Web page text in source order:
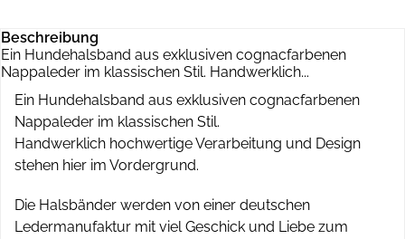
Beschreibung
Ein Hundehalsband aus exklusiven cognacfarbenen
Nappaleder im klassischen Stil. Handwerklich...
Ein Hundehalsband aus exklusiven cognacfarbenen
Nappaleder im klassischen Stil.
Handwerklich hochwertige Verarbeitung und Design
stehen hier im Vordergrund.
Die Halsbänder werden von einer deutschen
Ledermanufaktur mit viel Geschick und Liebe zum